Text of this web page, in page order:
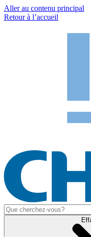
Aller au contenu principal
Retour à l’accueil